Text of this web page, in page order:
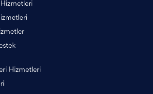
Hizmetleri
Hizmetleri